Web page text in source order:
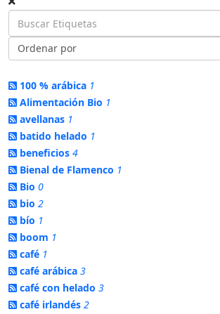
100 % arábica 1
Alimentación Bio 1
avellanas 1
batido helado 1
beneficios 4
Bienal de Flamenco 1
Bio 0
bio 2
bío 1
boom 1
café 1
café arábica 3
café con helado 3
café irlandés 2